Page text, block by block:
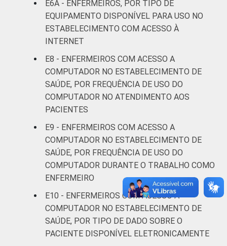
anos
De 31 a 40
De 41
anos ou
LOCALIZAÇÃO
Interior 19
Fonte: CGI.br/NIC.br, Centro Regional de
Estudos para o Desenvolvimento da
Sociedade da Informação (Cetic.br),
Pesquisa sobre o uso das tecnologias de
informação e comunicação nos
estabelecimentos de saúde brasileiros - TIC
E6A - ENFERMEIROS, POR TIPO DE
EQUIPAMENTO DISPONÍVEL PARA USO NO
ESTABELECIMENTO COM ACESSO À
INTERNET
E8 - ENFERMEIROS COM ACESSO A
COMPUTADOR NO ESTABELECIMENTO DE
SAÚDE, POR FREQUÊNCIA DE USO DO
COMPUTADOR NO ATENDIMENTO AOS
PACIENTES
E9 - ENFERMEIROS COM ACESSO A
COMPUTADOR NO ESTABELECIMENTO DE
SAÚDE, POR FREQUÊNCIA DE USO DO
COMPUTADOR DURANTE O TRABALHO COMO
ENFERMEIRO
E10 - ENFERMEIROS COM ACESSO A
COMPUTADOR NO ESTABELECIMENTO DE
SAÚDE, POR TIPO DE DADO SOBRE O
PACIENTE DISPONÍVEL ELETRONICAMENTE